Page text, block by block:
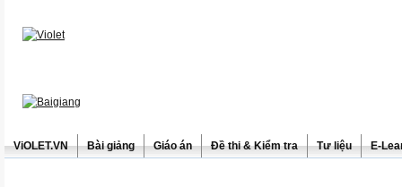
ViOLET.VN Bài giảng Giáo án Đề thi & Kiểm tra Tư liệu E-